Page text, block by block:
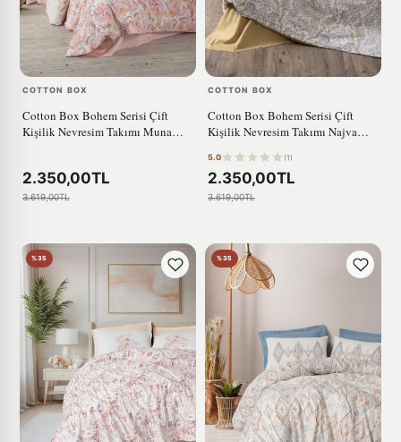
COTTON BOX
Cotton Box Bohem Serisi Çift
Kişilik Nevresim Takımı Muna
2.350,00TL
3.619,00TL
COTTON BOX
Cotton Box Bohem Serisi Çift
Kişilik Nevresim Takımı Najva
5.0 (1)
2.350,00TL
3.619,00TL
%35 %35